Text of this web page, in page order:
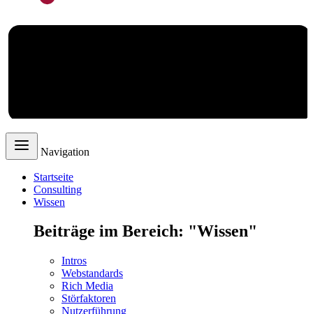
Navigation
Startseite
Consulting
Wissen
Beiträge im Bereich: "Wissen"
Intros
Webstandards
Rich Media
Störfaktoren
Nutzerführung